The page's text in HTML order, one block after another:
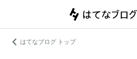
はてなブログ トップ